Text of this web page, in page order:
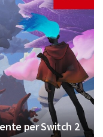
per Switch 2